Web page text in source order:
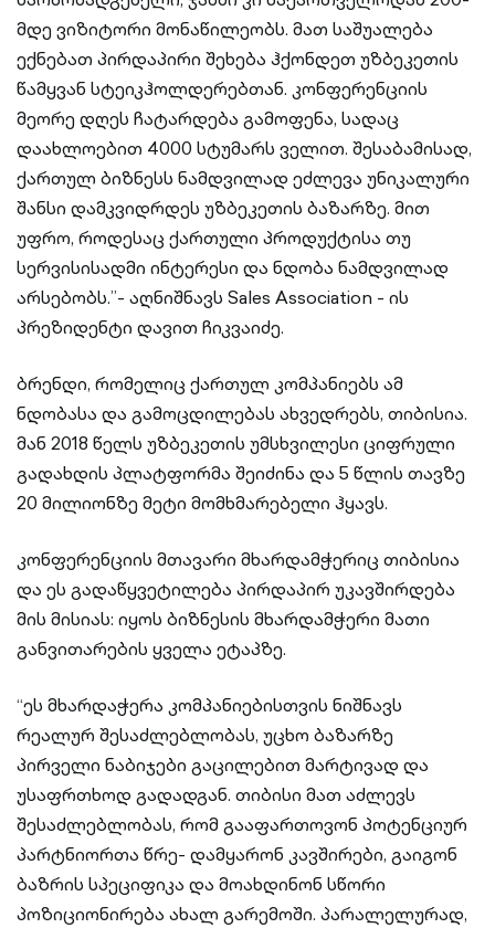
მდე ვიზიტორი მონაწილეობს. მათ საშუალება
ექნებათ პირდაპირი შეხება ჰქონდეთ უზბეკეთის
წამყვან სტეიკჰოლდერებთან. კონფერენციის
მეორე დღეს ჩატარდება გამოფენა, სადაც
დაახლოებით 4000 სტუმარს ველით. შესაბამისად,
ქართულ ბიზნესს ნამდვილად ეძლევა უნიკალური
შანსი დამკვიდრდეს უზბეკეთის ბაზარზე. მით
უფრო, როდესაც ქართული პროდუქტისა თუ
სერვისისადმი ინტერესი და ნდობა ნამდვილად
არსებობს.”- აღნიშნავს Sales Association - ის
პრეზიდენტი დავით ჩიკვაიძე.
ბრენდი, რომელიც ქართულ კომპანიებს ამ
ნდობასა და გამოცდილებას ახვედრებს, თიბისია.
მან 2018 წელს უზბეკეთის უმსხვილესი ციფრული
გადახდის პლატფორმა შეიძინა და 5 წლის თავზე
20 მილიონზე მეტი მომხმარებელი ჰყავს.
კონფერენციის მთავარი მხარდამჭერიც თიბისია
და ეს გადაწყვეტილება პირდაპირ უკავშირდება
მის მისიას: იყოს ბიზნესის მხარდამჭერი მათი
განვითარების ყველა ეტაპზე.
“ეს მხარდაჭერა კომპანიებისთვის ნიშნავს
რეალურ შესაძლებლობას, უცხო ბაზარზე
პირველი ნაბიჯები გაცილებით მარტივად და
უსაფრთხოდ გადადგან. თიბისი მათ აძლევს
შესაძლებლობას, რომ გააფართოვონ პოტენციურ
პარტნიორთა წრე- დამყარონ კავშირები, გაიგონ
ბაზრის სპეციფიკა და მოახდინონ სწორი
პოზიციონირება ახალ გარემოში. პარალელურად,